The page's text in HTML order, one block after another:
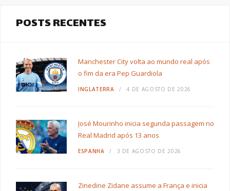
POSTS RECENTES
Manchester City volta ao mundo real após
o fim da era Pep Guardiola
INGLATERRA 4 DE AGOSTO DE 2026
José Mourinho inicia segunda passagem no
Real Madrid após 13 anos
ESPANHA 3 DE AGOSTO DE 2026
Zinedine Zidane assume a França e inicia